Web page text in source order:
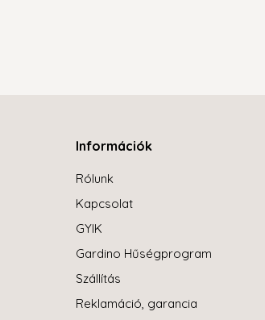
Információk
Rólunk
Kapcsolat
GYIK
Gardino Hűségprogram
Szállítás
Reklamáció, garancia